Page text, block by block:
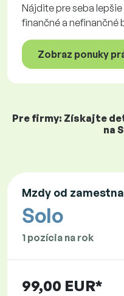
Nájdite pre seba
finančné a nefinančné
Zobraz ponuky
Pre firmy: Získajte
na
Mzdy od
Solo
1 pozícia na rok
99,00 EUR*